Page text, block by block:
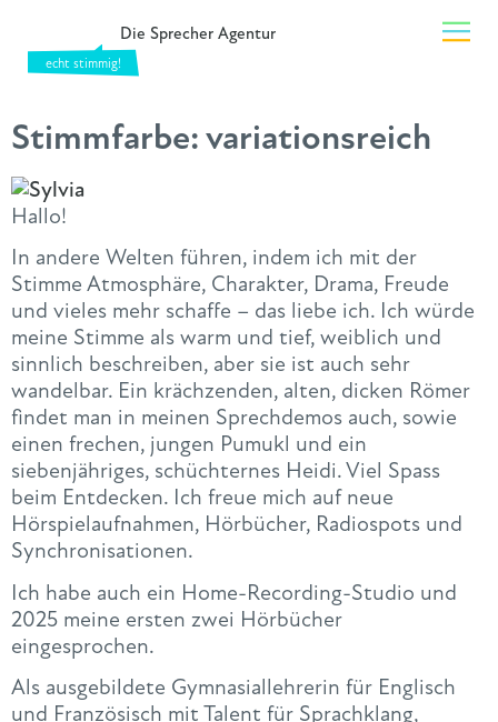
Die Sprecher Agentur
Stimmfarbe:variationsreich
Hallo!
In andere Welten führen, indem ich mit der
Stimme Atmosphäre, Charakter, Drama, Freude
und vieles mehr schaffe – das liebe ich. Ich würde
meine Stimme als warm und tief, weiblich und
sinnlich beschreiben, aber sie ist auch sehr
wandelbar. Ein krächzenden, alten, dicken Römer
findet man in meinen Sprechdemos auch, sowie
einen frechen, jungen Pumukl und ein
siebenjähriges, schüchternes Heidi. Viel Spass
beim Entdecken. Ich freue mich auf neue
Hörspielaufnahmen, Hörbücher, Radiospots und
Synchronisationen.
Ich habe auch ein Home-Recording-Studio und
2025 meine ersten zwei Hörbücher
eingesprochen.
Als ausgebildete Gymnasiallehrerin für Englisch
und Französisch mit Talent für Sprachklang,